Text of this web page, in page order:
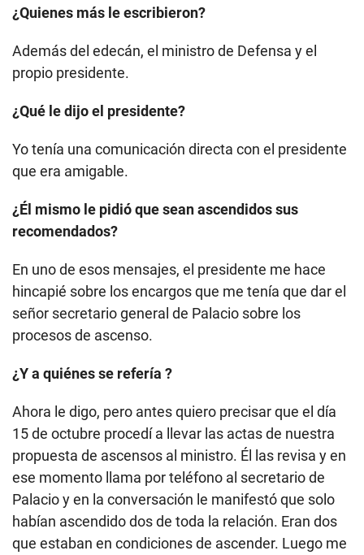
¿Quienes más le escribieron?
Además del edecán, el ministro de Defensa y el
propio presidente.
¿Qué le dijo el presidente?
Yo tenía una comunicación directa con el presidente
que era amigable.
¿Él mismo le pidió que sean ascendidos sus
recomendados?
En uno de esos mensajes, el presidente me hace
hincapié sobre los encargos que me tenía que dar el
señor secretario general de Palacio sobre los
procesos de ascenso.
¿Y a quiénes se refería ?
Ahora le digo, pero antes quiero precisar que el día
15 de octubre procedí a llevar las actas de nuestra
propuesta de ascensos al ministro. Él las revisa y en
ese momento llama por teléfono al secretario de
Palacio y en la conversación le manifestó que solo
habían ascendido dos de toda la relación. Eran dos
que estaban en condiciones de ascender. Luego me